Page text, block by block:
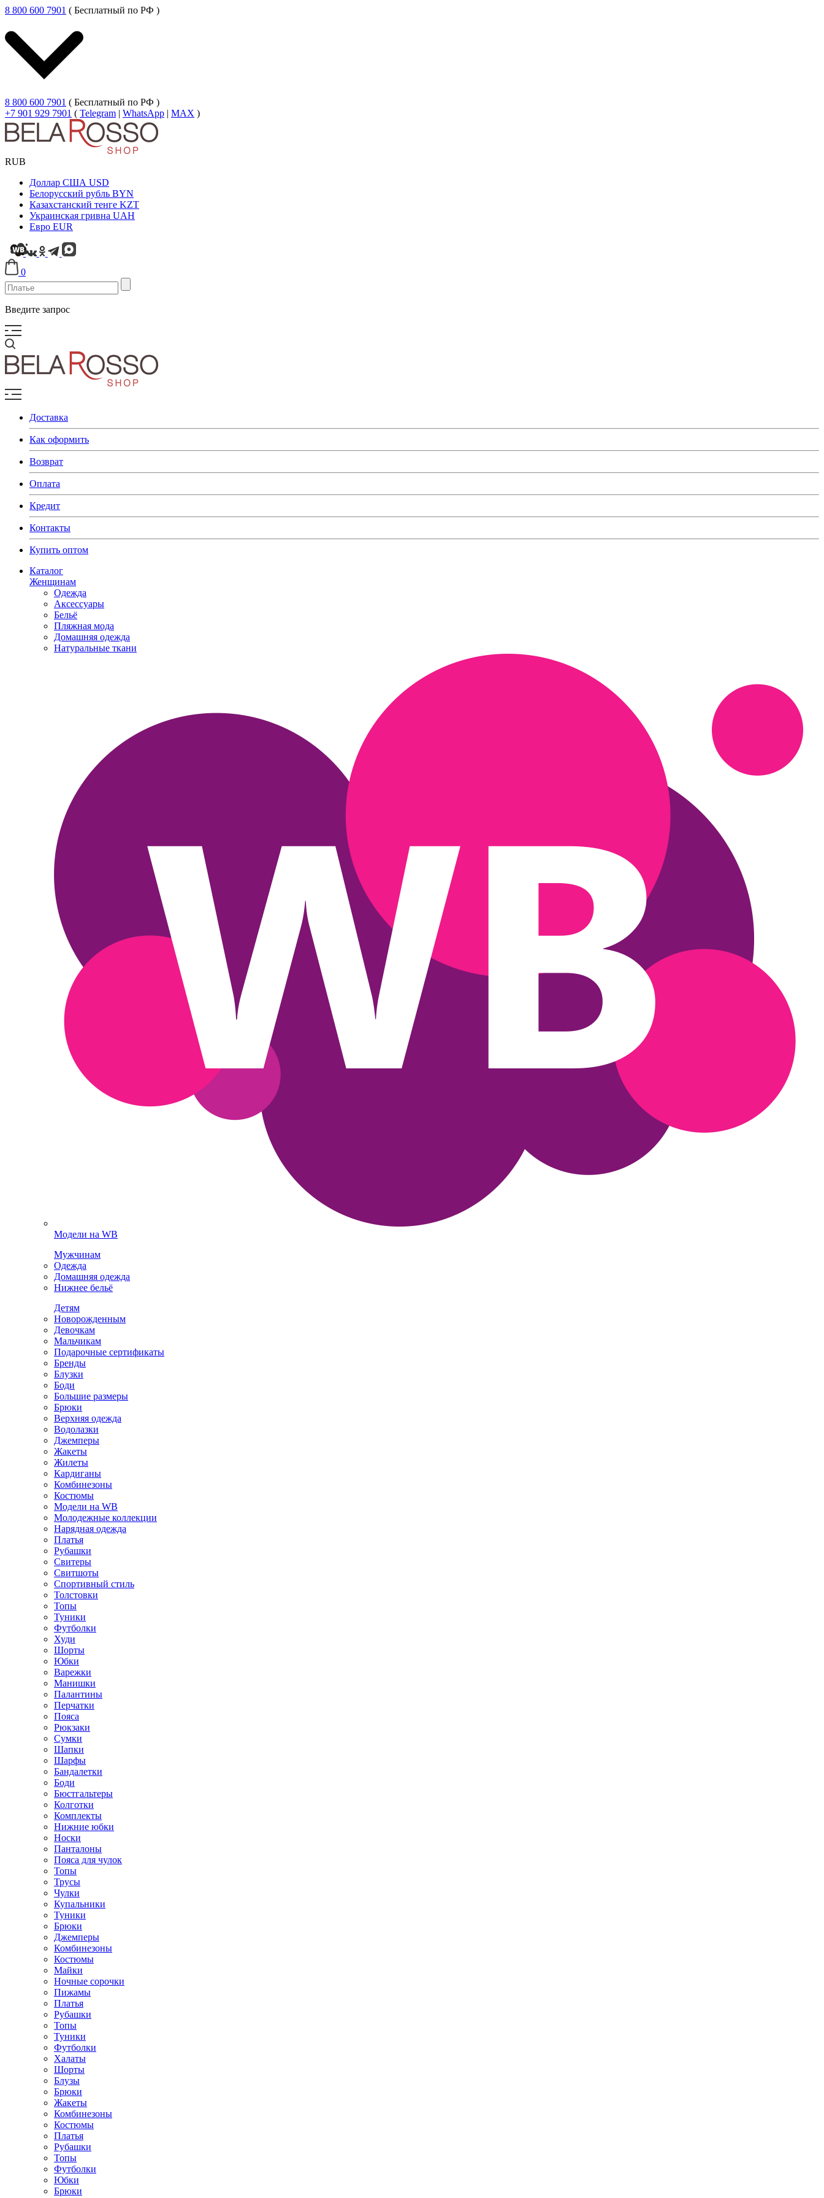
8 800 600 7901 ( Бесплатный по РФ )
8 800 600 7901 ( Бесплатный по РФ )
+7 901 929 7901 ( Telegram | WhatsApp | MAX )
RUB
Доллар США USD
Белорусский рубль BYN
Казахстанский тенге KZT
Украинская гривна UAH
Евро EUR
0
Введите запрос
Доставка
Как оформить
Возврат
Оплата
Кредит
Контакты
Купить оптом
Каталог
Женщинам
Одежда
Аксессуары
Бельё
Пляжная мода
Домашняя одежда
Натуральные ткани
Модели на WB
Мужчинам
Одежда
Домашняя одежда
Нижнее бельё
Детям
Новорожденным
Девочкам
Мальчикам
Подарочные сертификаты
Бренды
Блузки
Боди
Большие размеры
Брюки
Верхняя одежда
Водолазки
Джемперы
Жакеты
Жилеты
Кардиганы
Комбинезоны
Костюмы
Модели на WB
Молодежные коллекции
Нарядная одежда
Платья
Рубашки
Свитеры
Свитшоты
Спортивный стиль
Толстовки
Топы
Туники
Футболки
Худи
Шорты
Юбки
Варежки
Манишки
Палантины
Перчатки
Пояса
Рюкзаки
Сумки
Шапки
Шарфы
Бандалетки
Боди
Бюстгальтеры
Колготки
Комплекты
Нижние юбки
Носки
Панталоны
Поясa для чулок
Топы
Трусы
Чулки
Купальники
Туники
Брюки
Джемперы
Комбинезоны
Костюмы
Майки
Ночные сорочки
Пижамы
Платья
Рубашки
Топы
Туники
Футболки
Халаты
Шорты
Блузы
Брюки
Жакеты
Комбинезоны
Костюмы
Платья
Рубашки
Топы
Футболки
Юбки
Брюки